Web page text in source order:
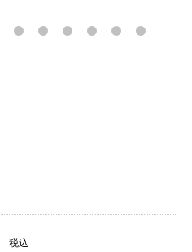
税込